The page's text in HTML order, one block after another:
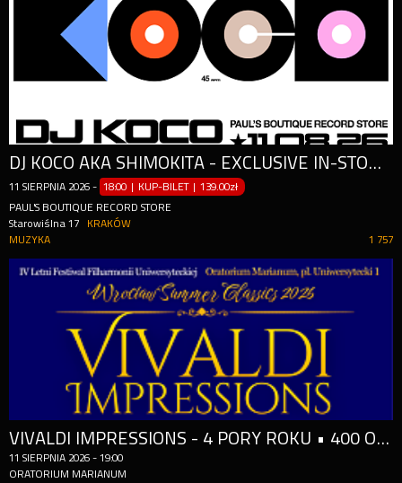
DJ KOCO AKA SHIMOKITA - EXCLUSIVE IN-STORE DJ SET
11 SIERPNIA 2026 - 18:00 | KUP-BILET |139.00zł
PAUL'S BOUTIQUE RECORD STORE
Starowiślna 17
KRAKÓW
1 757
MUZYKA
VIVALDI IMPRESSIONS - 4 PORY ROKU • 400 OBRAZÓW
11 SIERPNIA 2026 -19:00
ORATORIUM MARIANUM